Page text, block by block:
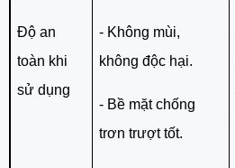
Độ an
toàn khi
sử dụng
- Không mùi,
không độc hại.
- Bề mặt chống
trơn trượt tốt.